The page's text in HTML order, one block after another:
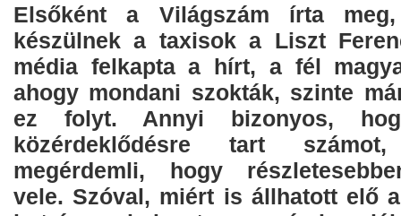
Elsőként a Világszám írta
készülnek a taxisok a Liszt
média felkapta a hírt, a fél
ahogy mondani szokták, szinte
ez folyt. Annyi bizonyos,
közérdeklődésre tart
megérdemli, hogy
vele. Szóval, miért is állhatott elő